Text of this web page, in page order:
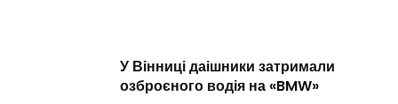
У Вінниці даішники затримали
озброєного водія на «BMW»